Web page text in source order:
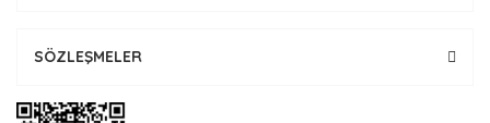
SÖZLEŞMELER